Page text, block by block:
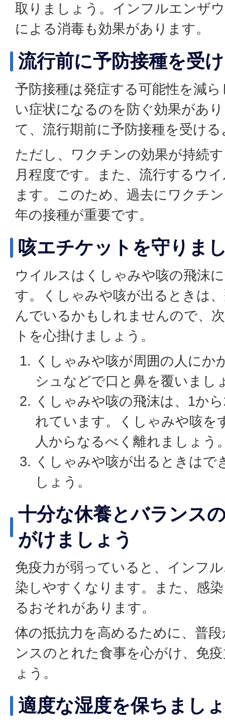
取りましょう。インフルエンザ
による消毒も効果があります。
流行前に予防接種を受
予防接種は発症する可能性を減
い症状になるのを防ぐ効果があ
て、流行期前に予防接種を受け
ただし、ワクチンの効果が持続
月程度です。また、流行するウ
ます。このため、過去にワクチ
年の接種が重要です。
咳エチケットを守りま
ウイルスはくしゃみや咳の飛沫
す。くしゃみや咳が出るときは
んでいるかもしれませんので、
トを心掛けましょう。
くしゃみや咳が周囲の人にか
シュなどで口と鼻を覆いまし
くしゃみや咳の飛沫は、1か
れています。くしゃみや咳を
人からなるべく離れましょう
くしゃみや咳が出るときは
しょう。
十分な休養とバランス
がけましょう
免疫力が弱っていると、インフ
染しやすくなります。また、感
るおそれがあります。
体の抵抗力を高めるために、普
ンスのとれた食事を心がけ、免
ょう。
適度な湿度を保ちまし